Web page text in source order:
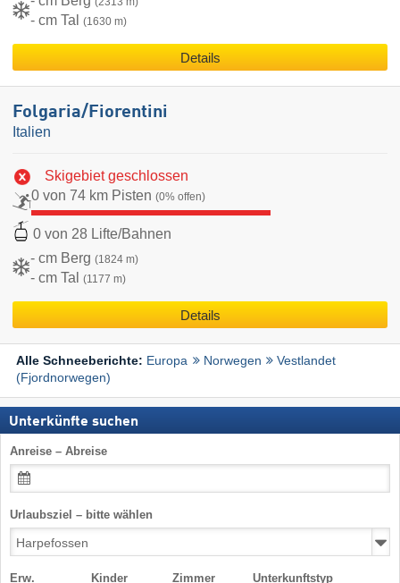
- cm Tal (1630 m)
Details
Folgaria/​Fiorentini
Italien
Skigebiet geschlossen
0 von 74 km Pisten (0% offen)
0 von 28 Lifte/Bahnen
- cm Berg (1824 m)
- cm Tal (1177 m)
Details
Alle Schneeberichte: Europa Norwegen
Vestlandet
(Fjordnorwegen)
Unterkünfte suchen
Anreise – Abreise
Urlaubsziel – bitte wählen
Erw. Kinder Zimmer Unterkunftstyp